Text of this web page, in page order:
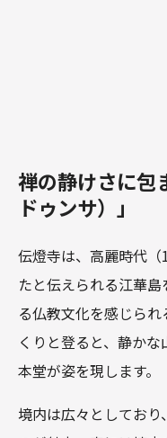
禅の静けさに包
ドゥンサ）」
伝燈寺は、高麗時代
たと伝えられる江華
る仏教文化を感じら
くりと登ると、静か
本堂が姿を現します。
境内は広々としてお